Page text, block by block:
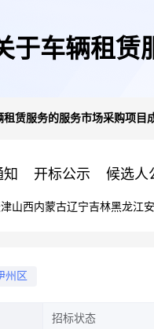
于车辆租
赁服务的服务市场采购项目
开标公示 候选人
山西内蒙古辽宁吉林黑龙江
州区
招标状态